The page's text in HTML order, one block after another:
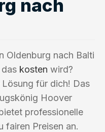
nach
Oldenburg nach Balti
kosten wird?
Lösung für dich! Das
Hoover
professionelle
fairen Preisen an.